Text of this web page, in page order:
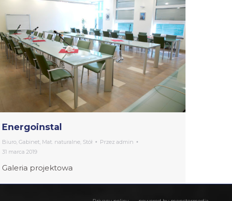
Energoinstal
Biuro, Gabinet, Mat. naturalne, Stół Przez admin
31 marca 2019
Galeria projektowa